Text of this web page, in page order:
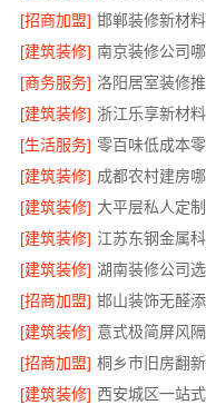
[招商加盟] 邯郸装修新材
[建筑装修] 南京装修公司
[商务服务]
[建筑装修] 浙江乐享新材
[生活服务] 零百味低成本
[建筑装修]
[建筑装修]
[建筑装修] 江苏东钢金属
[建筑装修] 湖南装修公司
[招商加盟] 邯山装饰无醛
[建筑装修] 意式极简屏风
[招商加盟] 桐乡市旧房翻
[建筑装修]